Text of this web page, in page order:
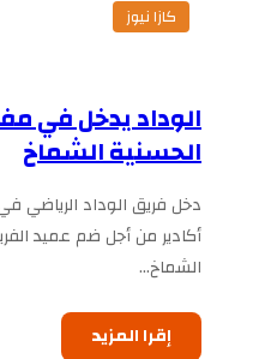
كازا نيوز
الوداد يدخل في
الحسنية الشماخ
دخل فريق الوداد
أكادير من أجل ضم عميد
الشماخ…
إقرا المزيد